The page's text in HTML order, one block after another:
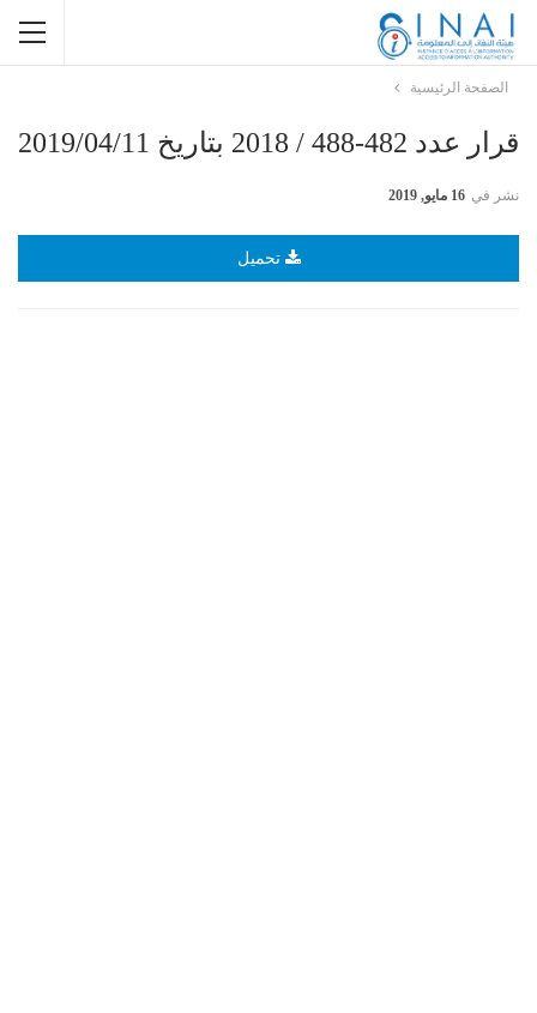
الصفحة الرئيسية
قرار عدد 482-488 / 2018 بتاريخ 2019/04/11
نشر في 16 مايو, 2019
تحميل